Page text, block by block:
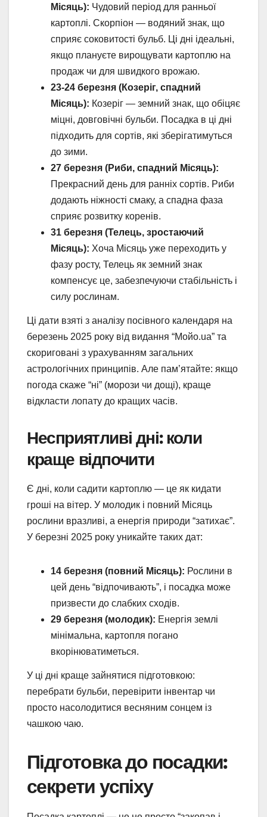
Місяць): Чудовий період для ранньої
картоплі. Скорпіон — водяний знак, що
сприяє соковитості бульб. Ці дні ідеальні,
якщо плануєте вирощувати картоплю на
продаж чи для швидкого врожаю.
23-24 березня (Козеріг, спадний
Місяць): Козеріг — земний знак, що обіцяє
міцні, довговічні бульби. Посадка в ці дні
підходить для сортів, які зберігатимуться
до зими.
27 березня (Риби, спадний Місяць):
Прекрасний день для ранніх сортів. Риби
додають ніжності смаку, а спадна фаза
сприяє розвитку коренів.
31 березня (Телець, зростаючий
Місяць): Хоча Місяць уже переходить у
фазу росту, Телець як земний знак
компенсує це, забезпечуючи стабільність і
силу рослинам.
Ці дати взяті з аналізу посівного календаря на
березень 2025 року від видання “Мойо.ua” та
скориговані з урахуванням загальних
астрологічних принципів. Але пам’ятайте: якщо
погода скаже “ні” (морози чи дощі), краще
відкласти лопату до кращих часів.
Несприятливі дні: коли
краще відпочити
Є дні, коли садити картоплю — це як кидати
гроші на вітер. У молодик і повний Місяць
рослини вразливі, а енергія природи “затихає”.
У березні 2025 року уникайте таких дат:
14 березня (повний Місяць): Рослини в
цей день “відпочивають”, і посадка може
призвести до слабких сходів.
29 березня (молодик): Енергія землі
мінімальна, картопля погано
вкорінюватиметься.
У ці дні краще зайнятися підготовкою:
перебрати бульби, перевірити інвентар чи
просто насолодитися весняним сонцем із
чашкою чаю.
Підготовка до посадки:
секрети успіху